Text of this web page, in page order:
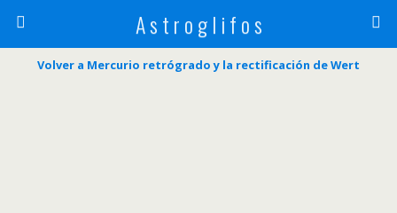
A s t r o g l i f o s
Volver a Mercurio retrógrado y la rectificación de Wert